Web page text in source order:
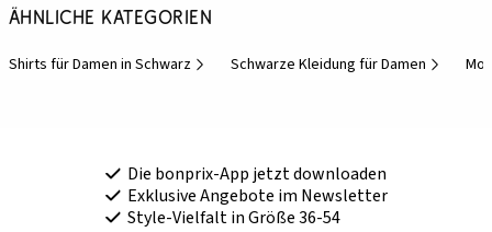
Ähnliche Kategorien
Shirts für Damen in Schwarz Schwarze Kleidung für Damen
Die bonprix-App jetzt downloaden
Exklusive Angebote im Newsletter
Style-Vielfalt in Größe 36-54